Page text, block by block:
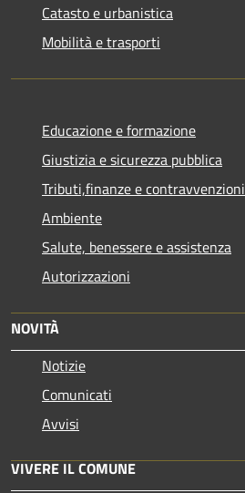
Catasto e urbanistica
Mobilità e trasporti
Educazione e formazione
Giustizia e sicurezza pubblica
Tributi,finanze e contravvenzioni
Ambiente
Salute, benessere e assistenza
Autorizzazioni
NOVITÀ
Notizie
Comunicati
Avvisi
VIVERE IL COMUNE